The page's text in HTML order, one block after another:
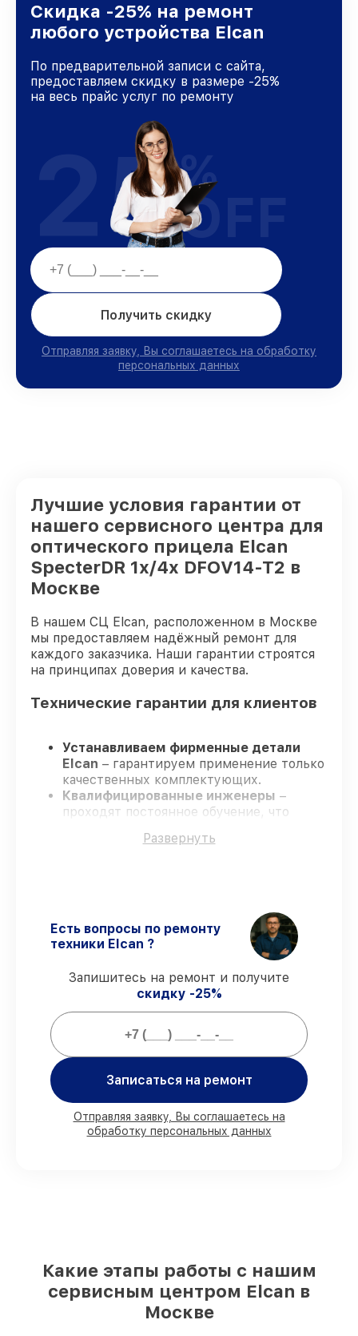
Скидка -25% на ремонт
любого устройства Elcan
По предварительной записи с сайта,
предоставляем скидку в размере -25%
на весь прайс услуг по ремонту
Получить скидку
Отправляя заявку, Вы соглашаетесь на обработку
персональных данных
25%
OFF
Лучшие условия гарантии от
нашего сервисного центра для
оптического прицела Elcan
SpecterDR 1x/4x DFOV14-T2 в
Москве
В нашем СЦ Elcan, расположенном в Москве
мы предоставляем надёжный ремонт для
каждого заказчика. Наши гарантии строятся
на принципах доверия и качества.
Технические гарантии для клиентов
Устанавливаем фирменные детали
Elcan – гарантируем применение только
качественных комплектующих.
Квалифицированные инженеры –
проходят постоянное обучение, что
профессионализма.
виды ремонта защищены сервисной
гарантией.
Мы гарантируем:
ремонтов выполняем в вашем
90%
запчастей Elcan готовы к установке
в Москве, остальные доступны для
Оригинальные комплектующие Elcan и
качественные аналоги– под любые
Развернуть
Есть вопросы по ремонту
техники Elcan ?
Запишитесь на ремонт и получите
скидку -25%
Записаться на ремонт
Отправляя заявку, Вы соглашаетесь на
обработку персональных данных
Какие этапы работы с нашим
сервисным центром Elcan в
Москве